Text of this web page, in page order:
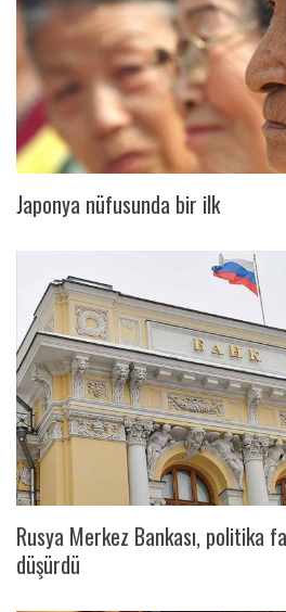
Japonya nüfusunda bir ilk
Rusya Merkez Bankası, politika
düşürdü